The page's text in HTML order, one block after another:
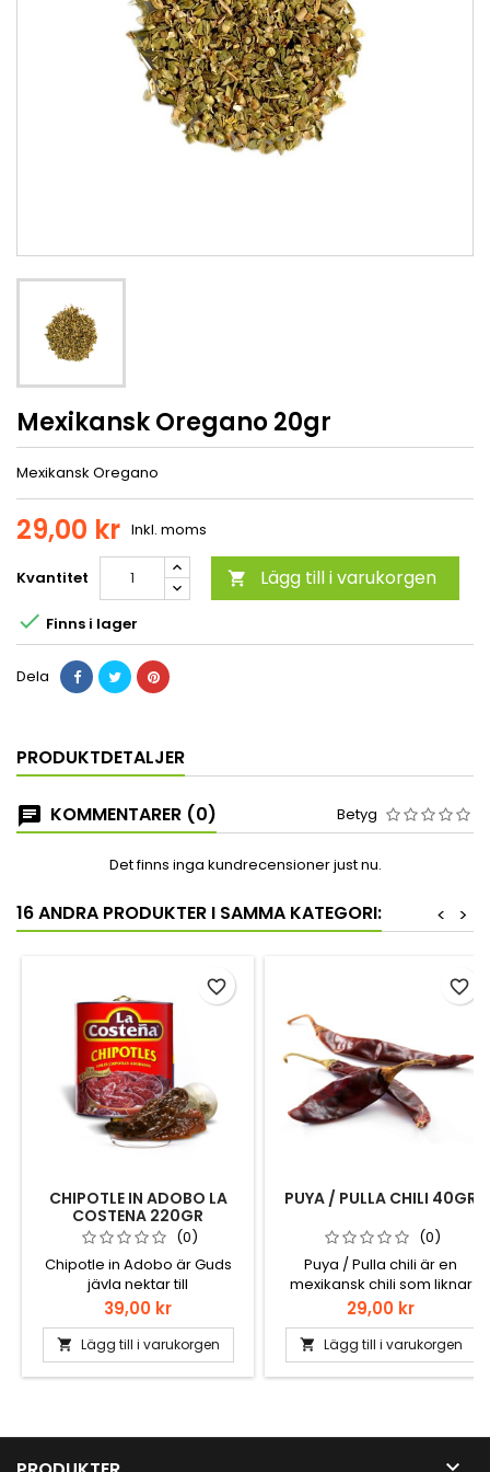
Mexikansk Oregano 20gr
Mexikansk Oregano
29,00 kr Inkl. moms
Kvantitet  Lägg till i varukorgen
 Finns i lager
Dela
PRODUKTDETALJER
KOMMENTARER (0) Betyg
Det finns inga kundrecensioner just nu.
16 ANDRA PRODUKTER I SAMMA KATEGORI: >
<
CHIPOTLE IN ADOBO LA
COSTENA 220GR
(0)
Chipotle in Adobo är Guds
jävla nektar till
mänskligheten. Chipotle in
Adobo är hela chipotlar i en
Adobosås och allt e bara
gudomligt. Sätter sprätt på
vilken gryta som helst... bästa
burgarsmeten, eller gör en
chipotle majonäs.
Pris
39,00 kr
 Lägg till i varukorgen
favorite_border
PUYA / PULLA CHILI 40GR
(0)
Puya / Pulla chili är en
mexikansk chili som liknar
guajillo, men är mindre och
hetare. Puya används ofta
för sin fruktiga smak och har
även ett litet bett i sig. En
favorit i min Birria.
Pris
29,00 kr
 Lägg till i varukorgen
favorite_border